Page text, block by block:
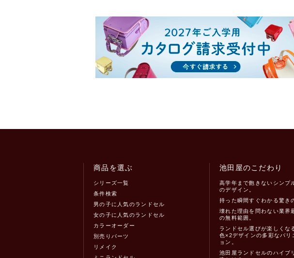
商品を選ぶ
シリーズ一覧
条件検索
男の子に人気のランドセル
女の子に人気のランドセル
カラーオーダー
別売りパーツ
リメイク
池田屋のこだわり
高学年まで飽きないシンプ
のデザイン。
持った瞬間すぐわかる驚き
壊れた理由を問わない業界
の無料範囲。
ランドセル選びが楽しくな
色×2デザインの多彩なバリ
ョン。
池田屋ランドセルのハイブ